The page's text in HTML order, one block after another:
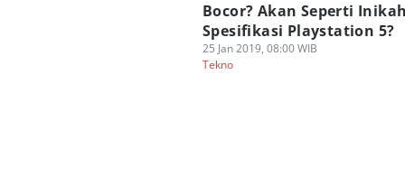
Bocor? Akan Seperti
Spesifikasi Playstation 5?
25 Jan 2019, 08:00 WIB
Tekno